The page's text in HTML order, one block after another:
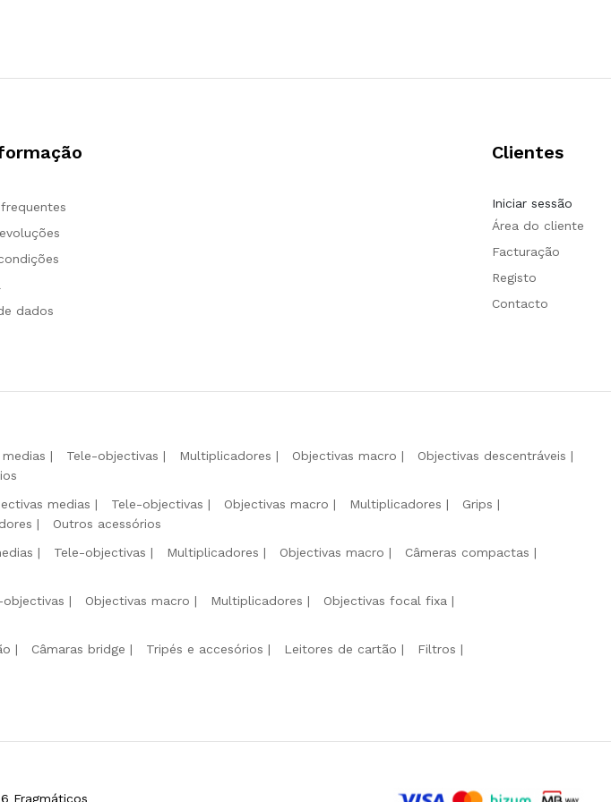
dados
Clientes
Iniciar sessão
Área do cliente
Facturação
Registo
Contacto
Tele-objectivas Multiplicadores Objectivas macro
Objectivas descentráveis
medias Tele-objectivas Objectivas macro Multiplicadores
Grips
Outros acessórios
Tele-objectivas Multiplicadores Objectivas macro
Câmeras compactas
objectivas Objectivas macro Multiplicadores
Objectivas focal fixa
Câmaras bridge Tripés e accesórios Leitores de cartão
Filtros
Fragmáticos